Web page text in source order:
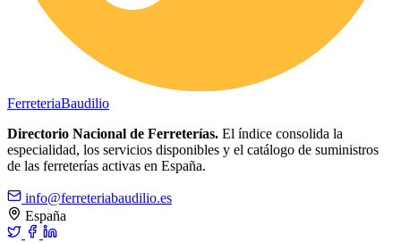
FerreteriaBaudilio
Directorio Nacional de Ferreterías. El índice consolida la
especialidad, los servicios disponibles y el catálogo de suministros
de las ferreterías activas en España.
info@ferreteriabaudilio.es
España